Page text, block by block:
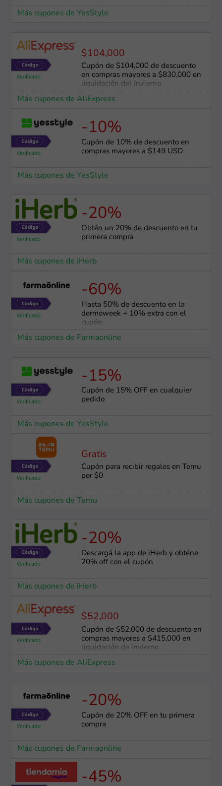
Más cupones de YesStyle
$104,000
Cupón de $104,000 de descuento
en compras mayores a $830,000 en
liquidación del invierno
Más cupones de AliExpress
-10%
Cupón de 10% de descuento en
compras mayores a $149 USD
Más cupones de YesStyle
-20%
Obtén un 20% de descuento en tu
primera compra
Más cupones de iHerb
-60%
Hasta 50% de descuento en la
dermoweek + 10% extra con el
cupón
Más cupones de Farmaonline
-15%
Cupón de 15% OFF en cualquier
pedido
Más cupones de YesStyle
Gratis
Cupón para recibir regalos en Temu
por $0
Más cupones de Temu
-20%
Descargá la app de iHerb y obténe
20% off con el cupón
Más cupones de iHerb
$52,000
Cupón de $52,000 de descuento en
compras mayores a $415,000 en
liquidación de invierno
Más cupones de AliExpress
-20%
Cupón de 20% OFF en tu primera
compra
Más cupones de Farmaonline
-45%